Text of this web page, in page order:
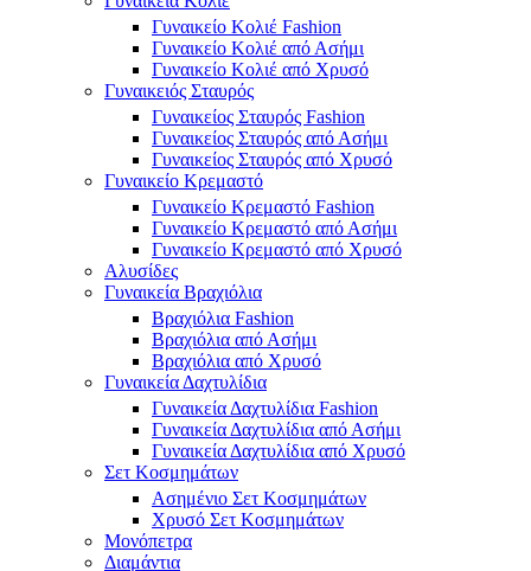
Γυναικείο Κολιέ Fashion
Γυναικείο Κολιέ από Ασήμι
Γυναικείο Κολιέ από Χρυσό
Γυναικειός Σταυρός
Γυναικείος Σταυρός Fashion
Γυναικείος Σταυρός από Ασήμι
Γυναικείος Σταυρός από Χρυσό
Γυναικείο Κρεμαστό
Γυναικείο Κρεμαστό Fashion
Γυναικείο Κρεμαστό από Ασήμι
Γυναικείο Κρεμαστό από Χρυσό
Αλυσίδες
Γυναικεία Βραχιόλια
Βραχιόλια Fashion
Βραχιόλια από Ασήμι
Βραχιόλια από Χρυσό
Γυναικεία Δαχτυλίδια
Γυναικεία Δαχτυλίδια Fashion
Γυναικεία Δαχτυλίδια από Ασήμι
Γυναικεία Δαχτυλίδια από Χρυσό
Σετ Κοσμημάτων
Ασημένιο Σετ Κοσμημάτων
Χρυσό Σετ Κοσμημάτων
Μονόπετρα
Διαμάντια